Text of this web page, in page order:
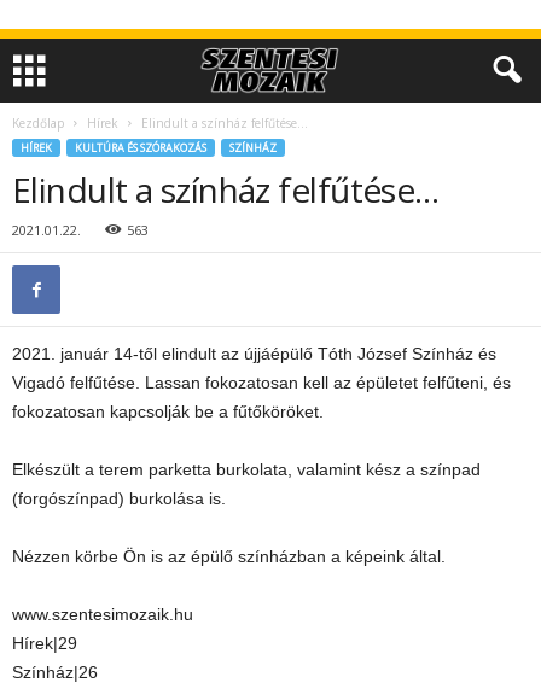
Kezdőlap Hírek Elindult a színház felfűtése…
HÍREK KULTÚRA ÉS SZÓRAKOZÁS SZÍNHÁZ
Elindult a színház felfűtése…
2021.01.22. 563
2021. január 14-től elindult az újjáépülő Tóth József Színház és
Vigadó felfűtése. Lassan fokozatosan kell az épületet felfűteni, és
fokozatosan kapcsolják be a fűtőköröket.
Elkészült a terem parketta burkolata, valamint kész a színpad
(forgószínpad) burkolása is.
Nézzen körbe Ön is az épülő színházban a képeink által.
www.szentesimozaik.hu
Hírek|29
Színház|26